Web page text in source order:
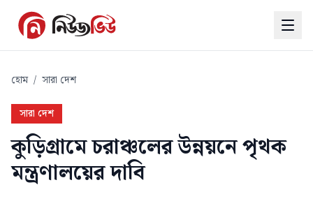
হোম / সারা দেশ
সারা দেশ
কুড়িগ্রামে চরাঞ্চলের উন্নয়নে পৃথক
মন্ত্রণালয়ের দাবি